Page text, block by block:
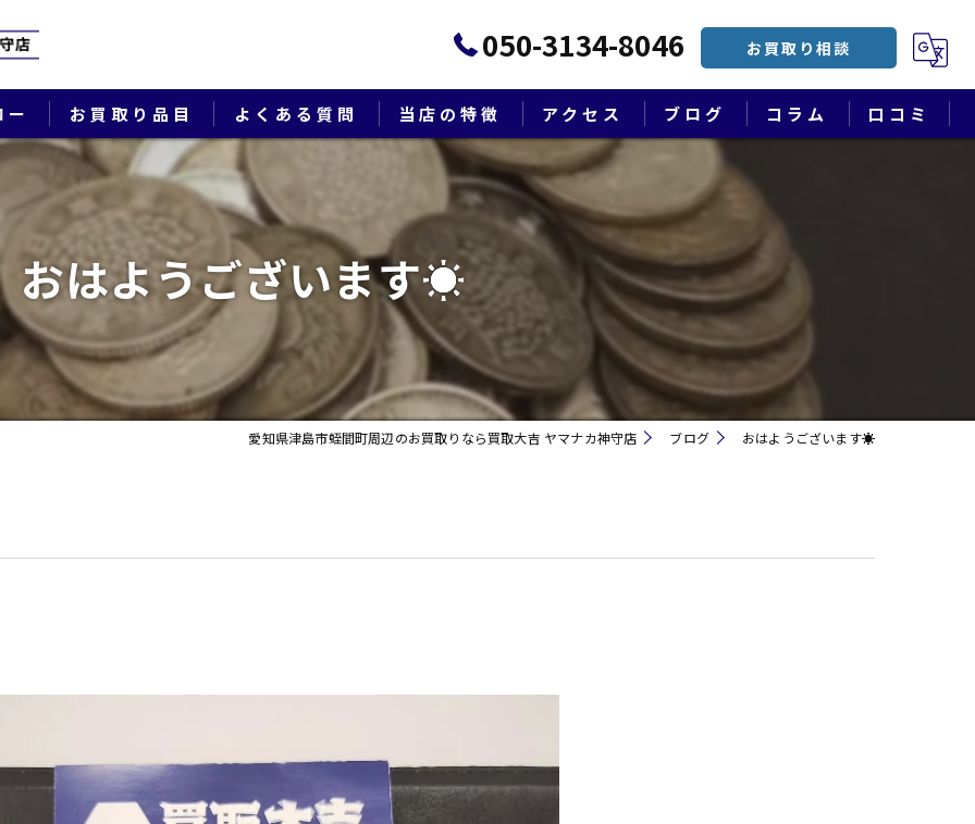
050-3134-8046 お買取り相談
ー お買取り品目 よくある質問 当店の特徴
ブランド
貴金属
切手
時計
出張
生前整理・遺品整理・終活
アクセス
漫画特集
ブログ コラム 口コミ
おはようございます☀
愛知県津島市蛭間町周辺のお買取りなら買取大吉 ヤマナカ神守店 ブログ おはようございます☀